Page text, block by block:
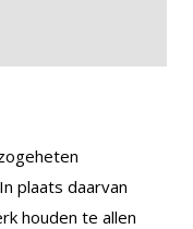
plaats daarvan
houden te allen